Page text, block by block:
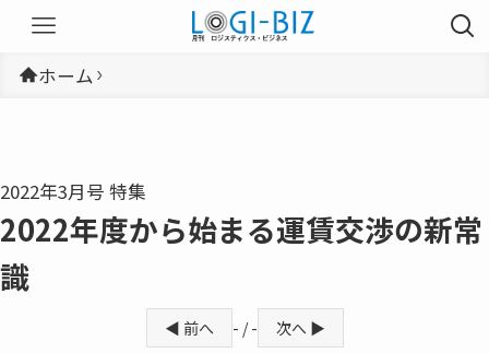
ホーム
2022年3月号 特集
2022年度から始まる運賃交渉の新常
識
◀ 前へ - / - 次へ ▶